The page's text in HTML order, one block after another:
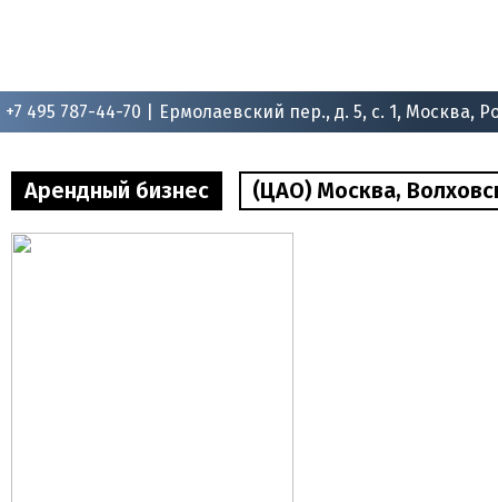
+7 495 787-44-70 | Ермолаевский пер., д. 5, с. 1, Москва,
Арендный бизнес (ЦАО) Москва,